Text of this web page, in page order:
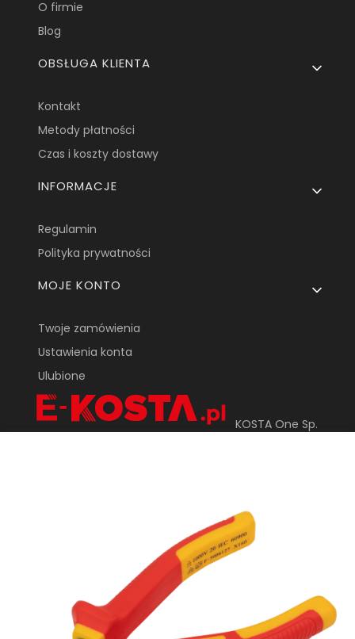
O firmie
Blog
OBSŁUGA KLIENTA
Kontakt
Metody płatności
Czas i koszty dostawy
INFORMACJE
Regulamin
Polityka prywatności
MOJE KONTO
Twoje zamówienia
Ustawienia konta
Ulubione
KOSTA One Sp.
Sklep internetowy Shoper Premium
DODAJ DO KOSZYKA